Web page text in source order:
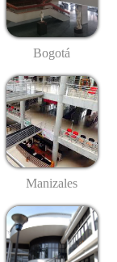
Bogotá
Manizales